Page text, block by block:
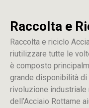
Raccolta e
Raccolta e riciclo
riutilizzare tutte le
è composto
grande disponibilità
rivoluzione
dell’Acciaio Rottame